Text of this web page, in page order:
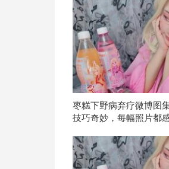
枣糕下野病弃疗微博图
技巧奇妙，每幅照片都